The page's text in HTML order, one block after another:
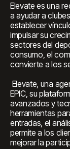
Elevate es una
a ayudar a
establecer
impulsar su
sectores del
consumo, el
convierte a los
Elevate, una
EPIC, su
avanzados y
herramientas
entradas, el
permite a los
mejorar la